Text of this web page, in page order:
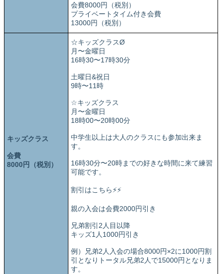
会費8000円（税別）
プライベートタイム付き会費
13000円（税別）
キッズクラス
会費
8000円（税別）
☆キッズクラスØ
月〜金曜日
16時30〜17時30分
土曜日&祝日
9時〜11時
☆キッズクラス
月〜金曜日
18時00〜20時00分
中学生以上は大人のクラスにも参加出来ま
す。
16時30分〜20時までの好きな時間に来て練習
可能です。
割引はこちら⚡⚡
親の入会は会費2000円引き
兄弟割引2人目以降
キッズ1人1000円引き
例）兄弟2人入会の場合8000円×2に1000円割
引となりトータル兄弟2人で15000円となりま
す。